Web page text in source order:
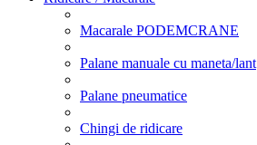
Macarale PODEMCRANE
Palane manuale cu maneta/lant
Palane pneumatice
Chingi de ridicare